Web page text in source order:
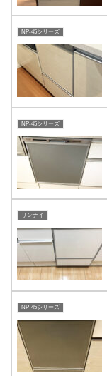
NP-45シリーズ
NP-45シリーズ
リンナイ
NP-45シリーズ